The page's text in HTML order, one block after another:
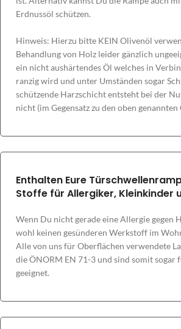
Erdnussöl schützen.
Hinweis: Hierzu bitte KEIN Olivenöl
Behandlung von Holz leider gänzlich
ein nicht aushärtendes Öl welches in
ranzig wird und unter Umständen sogar
schützende Harzschicht entsteht bei der
nicht (im Gegensatz zu den oben genannten
Enthalten Eure
Stoffe für Allergiker, Kleinkinder
Wenn Du nicht gerade eine Allergie gegen
wohl keinen gesünderen Werkstoff im
Alle von uns für Oberflächen verwendete
die ÖNORM EN 71-3 und sind somit sogar
geeignet.